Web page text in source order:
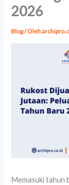
2026
Blog/ Oleh
Memasuki tahun